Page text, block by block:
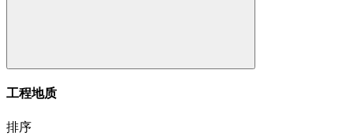
工程地质
排序